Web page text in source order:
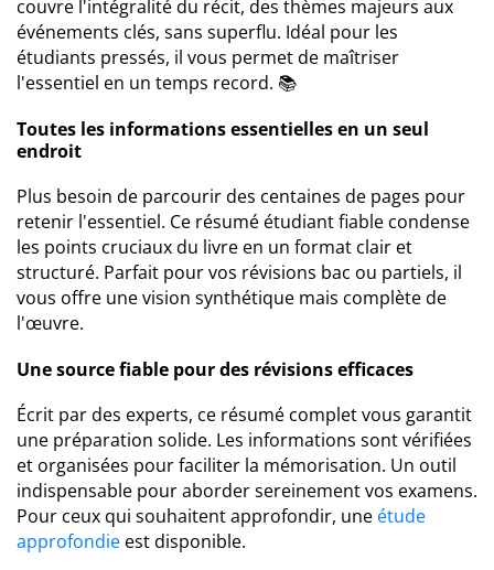
couvre l'intégralité du récit, des thèmes majeurs aux
événements clés, sans superflu. Idéal pour les
étudiants pressés, il vous permet de maîtriser
l'essentiel en un temps record. 📚
Toutes les informations essentielles en un seul
endroit
Plus besoin de parcourir des centaines de pages pour
retenir l'essentiel. Ce résumé étudiant fiable condense
les points cruciaux du livre en un format clair et
structuré. Parfait pour vos révisions bac ou partiels, il
vous offre une vision synthétique mais complète de
l'œuvre.
Une source fiable pour des révisions efficaces
Écrit par des experts, ce résumé complet vous garantit
une préparation solide. Les informations sont vérifiées
et organisées pour faciliter la mémorisation. Un outil
indispensable pour aborder sereinement vos examens.
Pour ceux qui souhaitent approfondir, une étude
approfondie est disponible.